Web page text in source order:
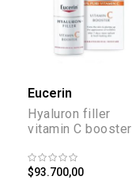
Eucerin
Hyaluron filler
vitamin C booster
$93.700,00